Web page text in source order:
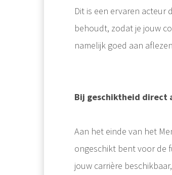
Dit is een ervaren acteur
behoudt, zodat je jouw
namelijk goed aan
Bij geschiktheid direct
Aan het einde van het
ongeschikt bent voor de
jouw carrière